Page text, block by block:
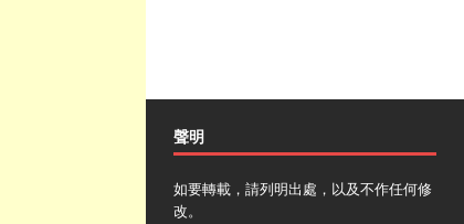
聲明
如要轉載，請列明出處，以及不作任何修
改。